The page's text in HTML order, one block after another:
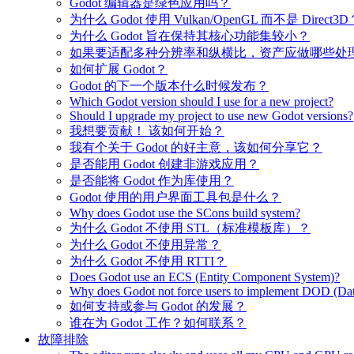
Godot 编辑器是绿色应用吗？
为什么 Godot 使用 Vulkan/OpenGL 而不是 Direct3D
为什么 Godot 旨在保持其核心功能集较小？
如果要适配多种分辨率和纵横比，资产应做哪些处
如何扩展 Godot？
Godot 的下一个版本什么时候发布？
Which Godot version should I use for a new project?
Should I upgrade my project to use new Godot versions?
我想要贡献！ 该如何开始？
我有个关于 Godot 的好主意，该如何分享它？
是否能用 Godot 创建非游戏应用？
是否能将 Godot 作为库使用？
Godot 使用的用户界面工具包是什么？
Why does Godot use the SCons build system?
为什么 Godot 不使用 STL（标准模板库）？
为什么 Godot 不使用异常？
为什么 Godot 不使用 RTTI？
Does Godot use an ECS (Entity Component System)?
Why does Godot not force users to implement DOD
如何支持或参与 Godot 的发展？
谁在为 Godot 工作？如何联系？
故障排除